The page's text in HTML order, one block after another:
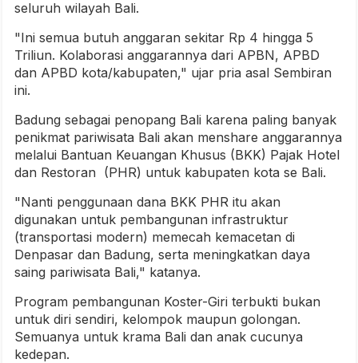
seluruh wilayah Bali.
"Ini semua butuh anggaran sekitar Rp 4 hingga 5
Triliun. Kolaborasi anggarannya dari APBN, APBD
dan APBD kota/kabupaten," ujar pria asal Sembiran
ini.
Badung sebagai penopang Bali karena paling banyak
penikmat pariwisata Bali akan menshare anggarannya
melalui Bantuan Keuangan Khusus (BKK) Pajak Hotel
dan Restoran (PHR) untuk kabupaten kota se Bali.
"Nanti penggunaan dana BKK PHR itu akan
digunakan untuk pembangunan infrastruktur
(transportasi modern) memecah kemacetan di
Denpasar dan Badung, serta meningkatkan daya
saing pariwisata Bali," katanya.
Program pembangunan Koster-Giri terbukti bukan
untuk diri sendiri, kelompok maupun golongan.
Semuanya untuk krama Bali dan anak cucunya
kedepan.